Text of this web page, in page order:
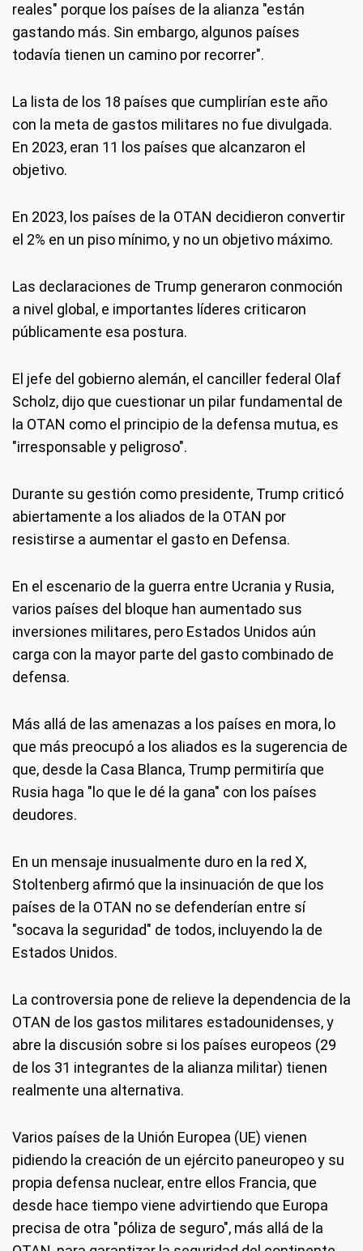
reales" porque los países de la alianza "están
gastando más. Sin embargo, algunos países
todavía tienen un camino por recorrer".
La lista de los 18 países que cumplirían este año
con la meta de gastos militares no fue divulgada.
En 2023, eran 11 los países que alcanzaron el
objetivo.
En 2023, los países de la OTAN decidieron convertir
el 2% en un piso mínimo, y no un objetivo máximo.
Las declaraciones de Trump generaron conmoción
a nivel global, e importantes líderes criticaron
públicamente esa postura.
El jefe del gobierno alemán, el canciller federal Olaf
Scholz, dijo que cuestionar un pilar fundamental de
la OTAN como el principio de la defensa mutua, es
"irresponsable y peligroso".
Durante su gestión como presidente, Trump criticó
abiertamente a los aliados de la OTAN por
resistirse a aumentar el gasto en Defensa.
En el escenario de la guerra entre Ucrania y Rusia,
varios países del bloque han aumentado sus
inversiones militares, pero Estados Unidos aún
carga con la mayor parte del gasto combinado de
defensa.
Más allá de las amenazas a los países en mora, lo
que más preocupó a los aliados es la sugerencia de
que, desde la Casa Blanca, Trump permitiría que
Rusia haga "lo que le dé la gana" con los países
deudores.
En un mensaje inusualmente duro en la red X,
Stoltenberg afirmó que la insinuación de que los
países de la OTAN no se defenderían entre sí
"socava la seguridad" de todos, incluyendo la de
Estados Unidos.
La controversia pone de relieve la dependencia de la
OTAN de los gastos militares estadounidenses, y
abre la discusión sobre si los países europeos (29
de los 31 integrantes de la alianza militar) tienen
realmente una alternativa.
Varios países de la Unión Europea (UE) vienen
pidiendo la creación de un ejército paneuropeo y su
propia defensa nuclear, entre ellos Francia, que
desde hace tiempo viene advirtiendo que Europa
precisa de otra "póliza de seguro", más allá de la